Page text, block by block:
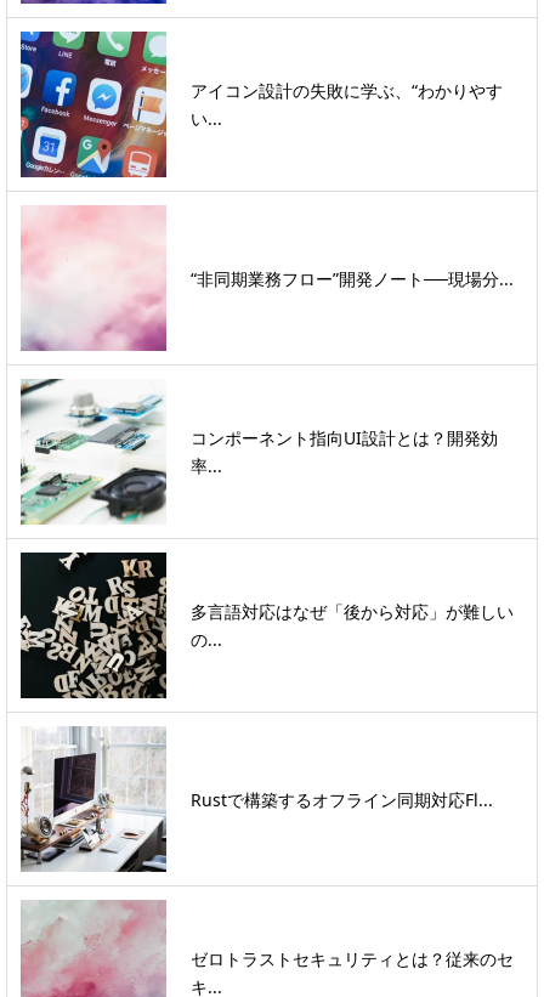
アイコン設計の失敗に学ぶ、“わかりやす
い...
“非同期業務フロー”開発ノート──現場分...
コンポーネント指向UI設計とは？開発効
率...
多言語対応はなぜ「後から対応」が難しい
の...
Rustで構築するオフライン同期対応Fl...
ゼロトラストセキュリティとは？従来のセ
キ...